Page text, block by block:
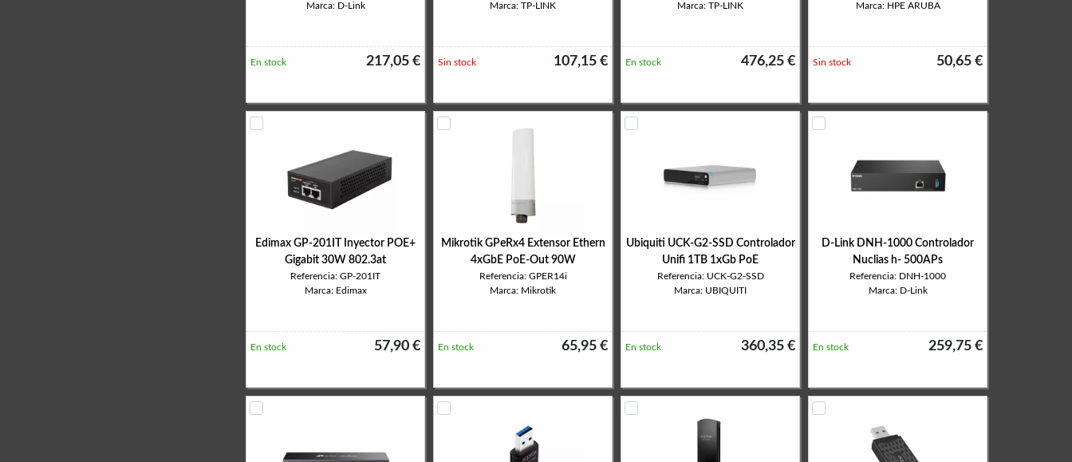
Marca: D-Link
217,05 €
En stock
Marca: TP-LINK
107,15 €
Sin stock
Marca: TP-LINK
476,25 €
En stock
Marca: HPE ARUBA
50,65 €
Sin stock
Edimax GP-201IT Inyector POE+
Gigabit 30W 802.3at
Referencia: GP-201IT
Marca: Edimax
57,90 €
En stock
Mikrotik GPeRx4 Extensor Ethern
4xGbE PoE-Out 90W
Referencia: GPER14i
Marca: Mikrotik
65,95 €
En stock
Ubiquiti UCK-G2-SSD Controlador
Unifi 1TB 1xGb PoE
Referencia: UCK-G2-SSD
Marca: UBIQUITI
360,35 €
En stock
D-Link DNH-1000 Controlador
Nuclias h- 500APs
Referencia: DNH-1000
Marca: D-Link
259,75 €
En stock